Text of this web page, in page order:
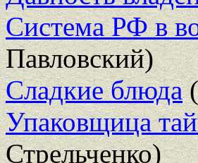
Система РФ в
Павловский)
Сладкие блюда
Упаковщица
Стрельченко)